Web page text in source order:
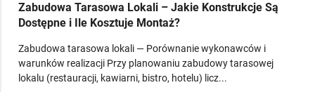
Zabudowa Tarasowa Lokali – Jakie Konstrukcje Są
Dostępne i Ile Kosztuje Montaż?
Zabudowa tarasowa lokali — Porównanie wykonawców i
warunków realizacji Przy planowaniu zabudowy tarasowej
lokalu (restauracji, kawiarni, bistro, hotelu) licz...